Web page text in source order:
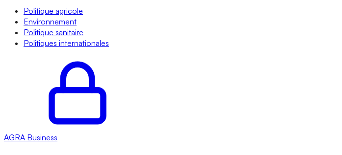
Politique agricole
Environnement
Politique sanitaire
Politiques internationales
AGRA Business